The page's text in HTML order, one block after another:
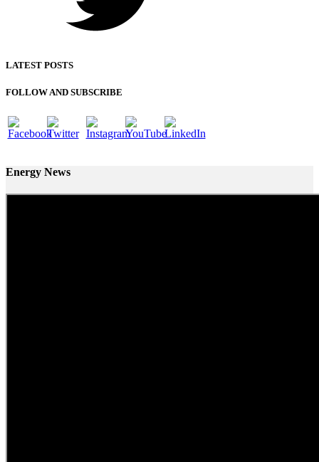
LATEST POSTS
FOLLOW AND SUBSCRIBE
Energy News